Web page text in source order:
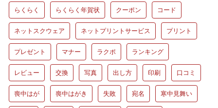
らくらく らくらく年賀状 クーポン コード
ネットスクウェア ネットプリントサービス プリント
プレゼント マナー ラクポ ランキング
レビュー 交換 写真 出し方 印刷 口コミ
喪中はが 喪中はがき 失敗 宛名 寒中見舞い